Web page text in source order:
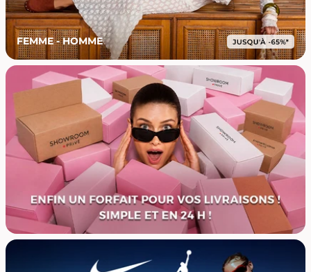
FEMME - HOMME